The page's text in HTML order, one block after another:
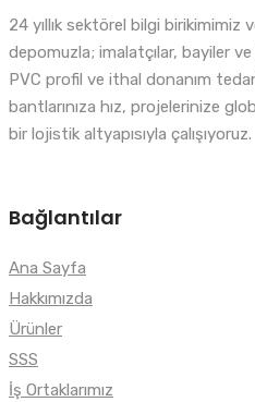
24 yıllık sektörel bilgi birikimimiz
depomuzla; imalatçılar, bayiler
PVC profil ve ithal donanım
bantlarınıza hız, projelerinize
bir lojistik altyapısıyla çalışıyoruz.
Bağlantılar
Ana Sayfa
Hakkımızda
Ürünler
SSS
İş Ortaklarımız